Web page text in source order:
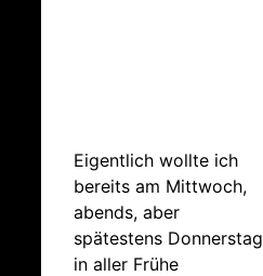
Eigentlich wollte ich
bereits am Mittwoch,
abends, aber
spätestens Donnerstag
in aller Frühe